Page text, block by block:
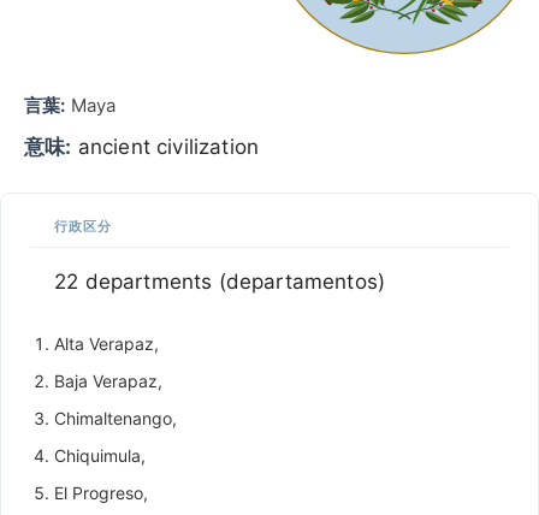
言葉: Maya
意味: ancient civilization
行政区分
22 departments (departamentos)
Alta Verapaz,
Baja Verapaz,
Chimaltenango,
Chiquimula,
El Progreso,